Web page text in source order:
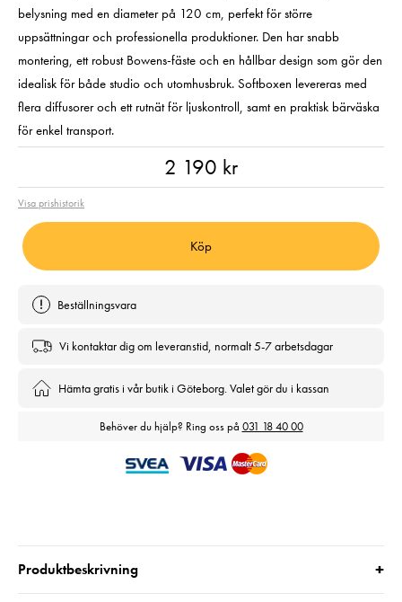
belysning med en diameter på 120 cm, perfekt för större
uppsättningar och professionella produktioner. Den har snabb
montering, ett robust Bowens-fäste och en hållbar design som gör den
idealisk för både studio och utomhusbruk. Softboxen levereras med
flera diffusorer och ett rutnät för ljuskontroll, samt en praktisk bärväska
för enkel transport.
2 190 kr
Visa prishistorik
Köp
Beställningsvara
Vi kontaktar dig om leveranstid, normalt 5-7 arbetsdagar
Hämta gratis i vår butik i Göteborg. Valet gör du i kassan
Behöver du hjälp? Ring oss på 031 18 40 00
Produktbeskrivning +